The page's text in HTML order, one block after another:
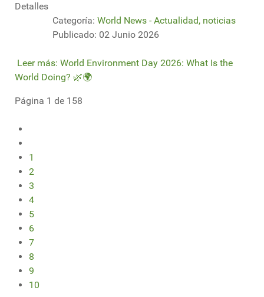
Detalles
Categoría: World News - Actualidad, noticias
Publicado: 02 Junio 2026
Leer más: World Environment Day 2026: What Is the
World Doing? 🌿🌍
Página 1 de 158
1
2
3
4
5
6
7
8
9
10